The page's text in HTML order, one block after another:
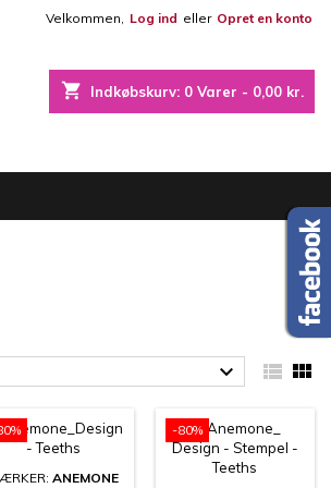
Velkommen, Log ind eller Opret en konto
shopping_cart Indkøbskurv: 0 Varer - 0,00 kr.
  
ANEMONE
-80%